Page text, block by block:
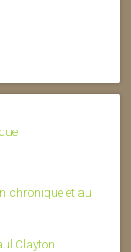
chronique et au
Clayton